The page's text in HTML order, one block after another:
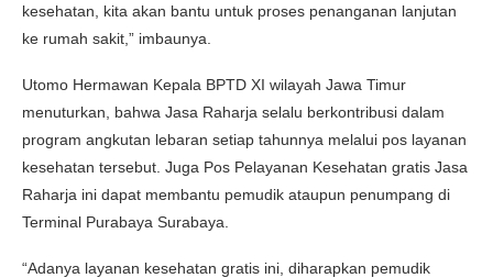
kesehatan, kita akan bantu untuk proses penanganan lanjutan
ke rumah sakit,” imbaunya.
Utomo Hermawan Kepala BPTD XI wilayah Jawa Timur
menuturkan, bahwa Jasa Raharja selalu berkontribusi dalam
program angkutan lebaran setiap tahunnya melalui pos layanan
kesehatan tersebut. Juga Pos Pelayanan Kesehatan gratis Jasa
Raharja ini dapat membantu pemudik ataupun penumpang di
Terminal Purabaya Surabaya.
“Adanya layanan kesehatan gratis ini, diharapkan pemudik